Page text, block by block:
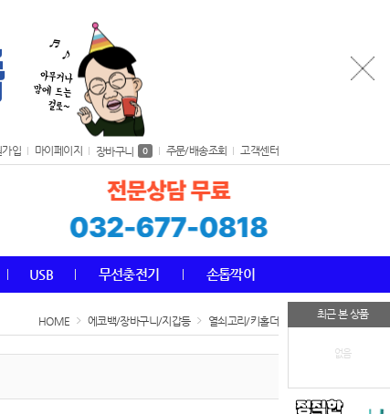
입 마이페이지 장바구니 0 주문/배송조회 고객센터
USB 무선충전기 손톱깍이
최근 본 상품
없음
HOME 에코백/장바구니/지갑등 열쇠고리/키홀더